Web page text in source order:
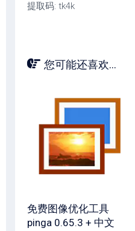
提取码: tk4k
您可能还喜欢...
免费图像优化工具
pinga 0.65.3 + 中文